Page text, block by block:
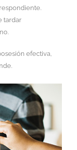
tardar
efectiva,